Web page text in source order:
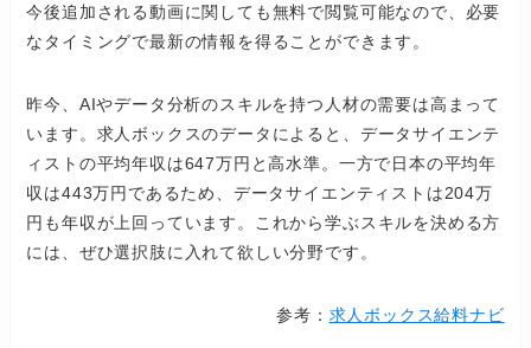
今後追加される動画に関しても無料で閲覧可能なので、必要
なタイミングで最新の情報を得ることができます。
昨今、AIやデータ分析のスキルを持つ人材の需要は高まって
います。求人ボックスのデータによると、データサイエンテ
ィストの平均年収は647万円と高水準。一方で日本の平均年
収は443万円であるため、データサイエンティストは204万
円も年収が上回っています。これから学ぶスキルを決める方
には、ぜひ選択肢に入れて欲しい分野です。
参考： 求人ボックス給料ナビ